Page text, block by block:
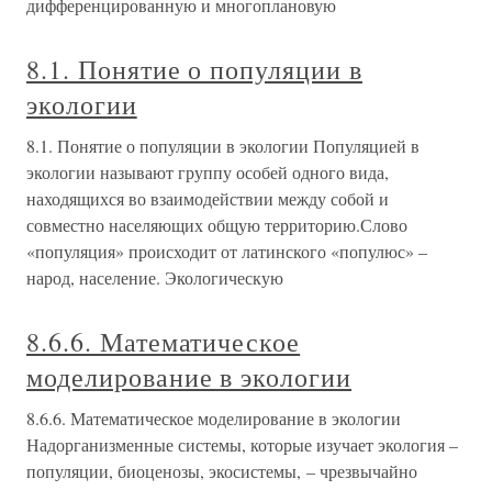
дифференцированную и многоплановую
8.1. Понятие о популяции в
экологии
8.1. Понятие о популяции в экологии Популяцией в
экологии называют группу особей одного вида,
находящихся во взаимодействии между собой и
совместно населяющих общую территорию.Слово
«популяция» происходит от латинского «популюс» –
народ, население. Экологическую
8.6.6. Математическое
моделирование в экологии
8.6.6. Математическое моделирование в экологии
Надорганизменные системы, которые изучает экология –
популяции, биоценозы, экосистемы, – чрезвычайно